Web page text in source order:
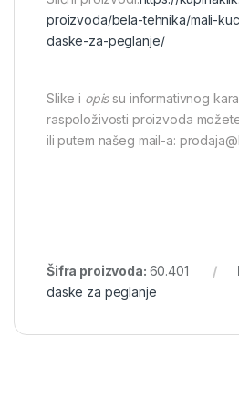
proizvoda/bela-tehnika/mali-
daske-za-peglanje/
Slike i opissu informativnog
raspoloživosti proizvoda
ili putem našeg mail-a:
Šifra proizvoda: 60.401
daske za peglanje